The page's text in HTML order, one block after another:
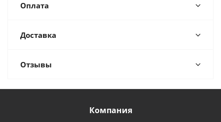
Оплата
Доставка
Отзывы
Компания